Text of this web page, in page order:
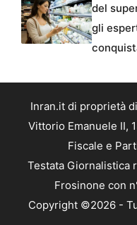
del
gli
Inran.it di proprietà
Vittorio Emanuele II,
Fiscale e
Testata Giornalistica
Frosinone con
Copyright ©2026 -